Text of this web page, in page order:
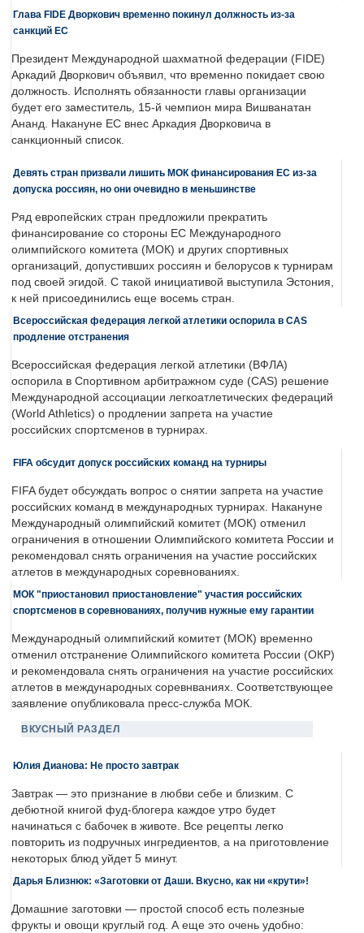
Глава FIDE Дворкович временно покинул должность из-за
санкций ЕС
Президент Международной шахматной федерации (FIDE)
Аркадий Дворкович объявил, что временно покидает свою
должность. Исполнять обязанности главы организации
будет его заместитель, 15-й чемпион мира Вишванатан
Ананд. Накануне ЕС внес Аркадия Дворковича в
санкционный список.
Девять стран призвали лишить МОК финансирования ЕС из-за
допуска россиян, но они очевидно в меньшинстве
Ряд европейских стран предложили прекратить
финансирование со стороны ЕС Международного
олимпийского комитета (МОК) и других спортивных
организаций, допустивших россиян и белорусов к турнирам
под своей эгидой. С такой инициативой выступила Эстония,
к ней присоединились еще восемь стран.
Всероссийская федерация легкой атлетики оспорила в CAS
продление отстранения
Всероссийская федерация легкой атлетики (ВФЛА)
оспорила в Спортивном арбитражном суде (CAS) решение
Международной ассоциации легкоатлетических федераций
(World Athletics) о продлении запрета на участие
российских спортсменов в турнирах.
FIFA обсудит допуск российских команд на турниры
FIFA будет обсуждать вопрос о снятии запрета на участие
российских команд в международных турнирах. Накануне
Международный олимпийский комитет (МОК) отменил
ограничения в отношении Олимпийского комитета России и
рекомендовал снять ограничения на участие российских
атлетов в международных соревнованиях.
МОК "приостановил приостановление" участия российских
спортсменов в соревнованиях, получив нужные ему гарантии
Международный олимпийский комитет (МОК) временно
отменил отстранение Олимпийского комитета России (ОКР)
и рекомендовала снять ограничения на участие российских
атлетов в международных соревнваниях. Соответствующее
заявление опубликовала пресс-служба МОК.
ВКУСНЫЙ РАЗДЕЛ
Юлия Дианова: Не просто завтрак
Завтрак — это признание в любви себе и близким. С
дебютной книгой фуд-блогера каждое утро будет
начинаться с бабочек в животе. Все рецепты легко
повторить из подручных ингредиентов, а на приготовление
некоторых блюд уйдет 5 минут.
Дарья Близнюк: «Заготовки от Даши. Вкусно, как ни «крути»!
Домашние заготовки — простой способ есть полезные
фрукты и овощи круглый год. А еще это очень удобно: